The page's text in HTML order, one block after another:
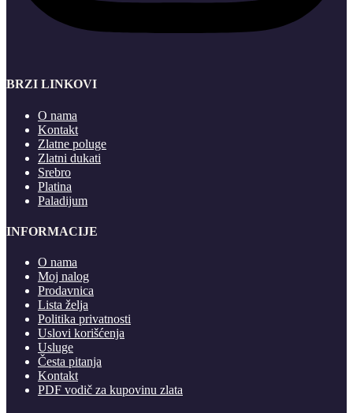
BRZI LINKOVI
O nama
Kontakt
Zlatne poluge
Zlatni dukati
Srebro
Platina
Paladijum
INFORMACIJE
O nama
Moj nalog
Prodavnica
Lista želja
Politika privatnosti
Uslovi korišćenja
Usluge
Česta pitanja
Kontakt
PDF vodič za kupovinu zlata